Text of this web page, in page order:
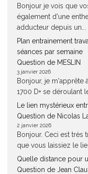
Bonjour je vois que
également d'une
adducteur depuis un...
Plan entrainement
séances par semaine
Question de MESLIN
3 janvier 2026
Bonjour, je m'apprête
1700 D+ se déroulant
Le lien mystérieux
Question de Nicolas
2 janvier 2026
Bonjour. Ceci est très
que vous laissiez le
Quelle distance pour
Question de Jean